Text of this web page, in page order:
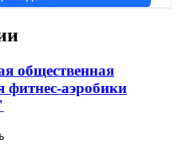
общественная
фитнес-аэробики